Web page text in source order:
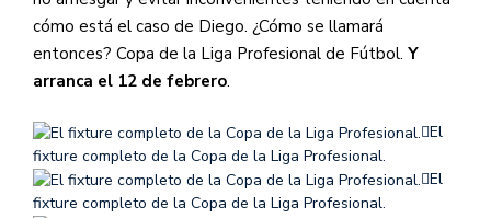
cómo está el caso de Diego. ¿Cómo se llamará
entonces? Copa de la Liga Profesional de Fútbol. Y
arranca el 12 de febrero.
El
fixture completo de la Copa de la Liga Profesional.
El
fixture completo de la Copa de la Liga Profesional.